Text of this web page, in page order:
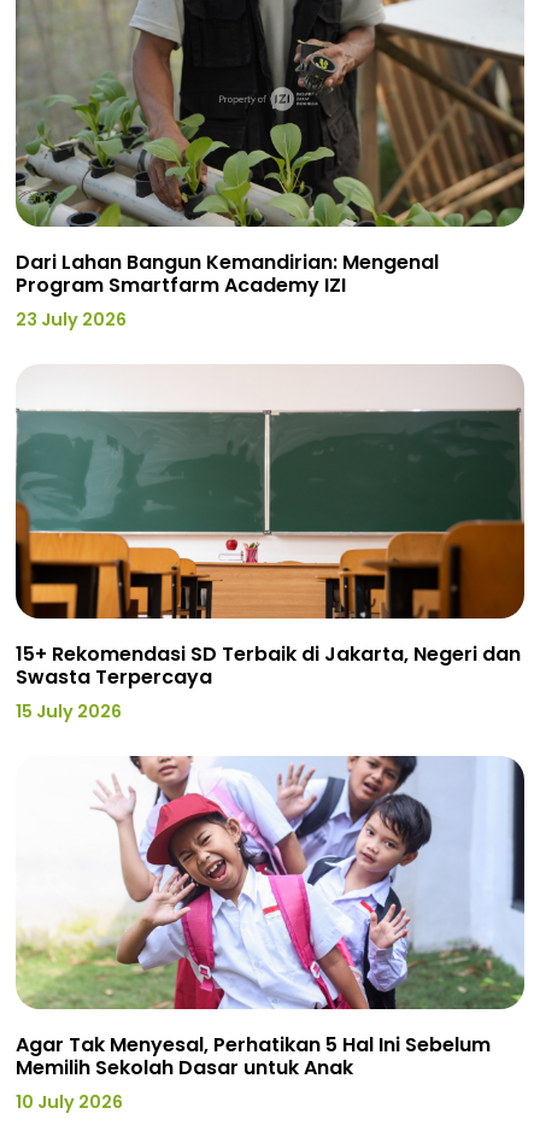
Dari Lahan Bangun Kemandirian: Mengenal
Program Smartfarm Academy IZI
23 July 2026
15+ Rekomendasi SD Terbaik di Jakarta, Negeri dan
Swasta Terpercaya
15 July 2026
Agar Tak Menyesal, Perhatikan 5 Hal Ini Sebelum
Memilih Sekolah Dasar untuk Anak
10 July 2026